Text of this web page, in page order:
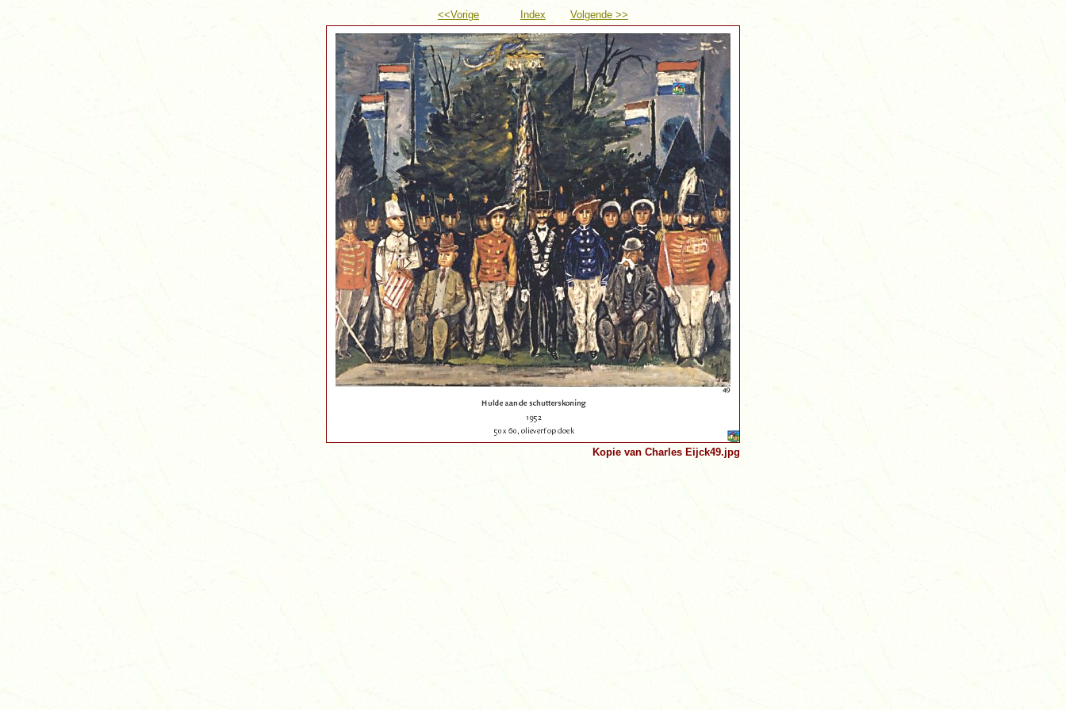
<<Vorige Index Volgende >>
Kopie van Charles Eijck49.jpg